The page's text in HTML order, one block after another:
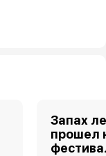
Запах
прошел